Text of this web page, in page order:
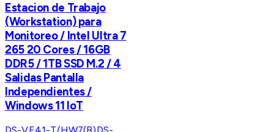
Estacion de Trabajo
(Workstation) para
Monitoreo / Intel Ultra 7
265 20 Cores / 16GB
DDR5 / 1TB SSD M.2 / 4
Salidas Pantalla
Independientes /
Windows 11 IoT